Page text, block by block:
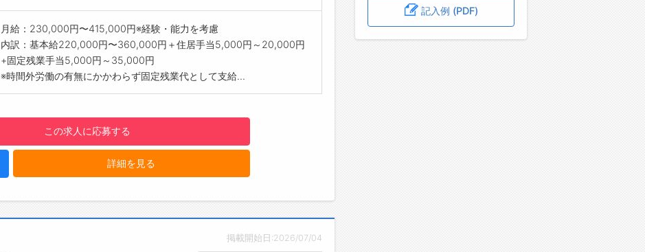
月給：230,000円〜415,000円※経験・能力を考慮
内訳：基本給220,000円〜360,000円＋住居手当5,000円～20,000円
+固定残業手当5,000円～35,000円
※時間外労働の有無にかかわらず固定残業代として支給...
この求人に応募する
詳細を見る
掲載開始日:2026/07/04
記入例 (PDF)